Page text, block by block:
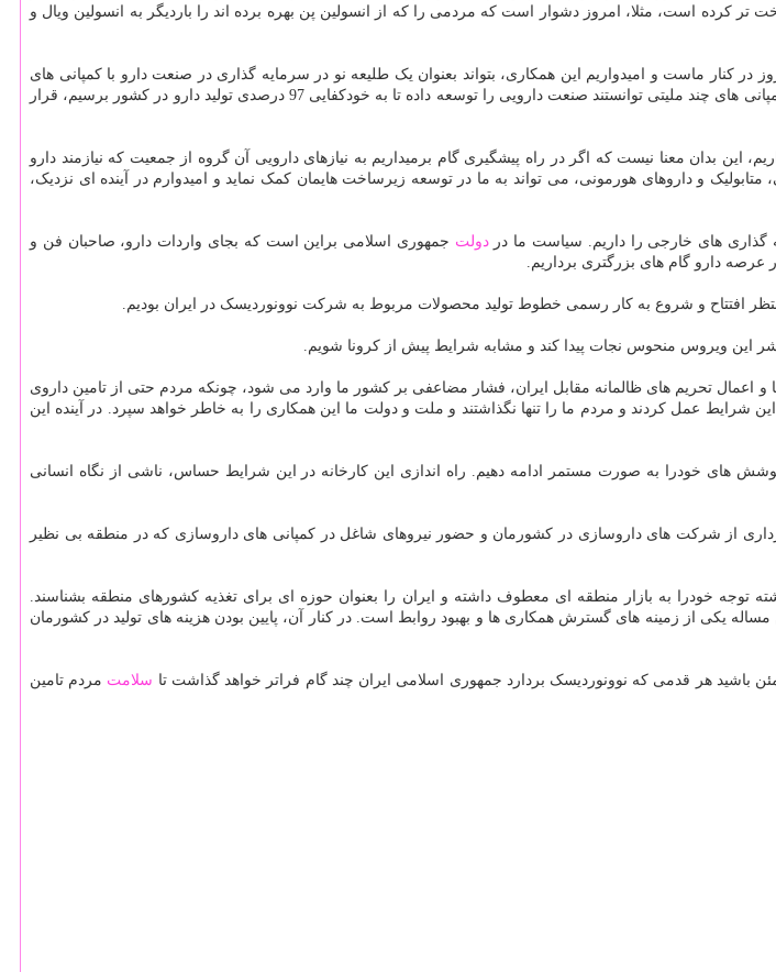
کرده است، مثلا، امروز دشوار است که مردمی را که از انسولین پن بهره برده اند را باردیگر به انسولین ویال و
کنار ماست و امیدواریم این همکاری، بتواند بعنوان یک طلیعه نو در سرمایه گذاری در صنعت دارو با کمپانی های
معتبر و صاحب نام جهانی در کنار عزیزان سخت کوشمان در داخل کشور که سالهای بعداز انقلاب با رفتن کمپانی های چند ملیتی توانستند صنعت دارویی را توسعه داده تا به خودکفایی 97 درصدی تولید دارو در کشور برسیم، قرار
این بدان معنا نیست که اگر در راه پیشگیری گام برمیداریم به نیازهای دارویی آن گروه از جمعیت که نیازمند دارو
و داروهای هورمونی، می تواند به ما در توسعه زیرساخت هایمان کمک نماید و امیدوارم در آینده ای نزدیک،
گذاری های خارجی را داریم. سیاست ما دردولت جمهوری اسلامی براین است که بجای واردات دارو، صاحبان فن و
افتتاح و شروع به کار رسمی خطوط تولید محصولات مربوط به شرکت نوونوردیسک در ایران بودیم.
اعمال تحریم های ظالمانه مقابل ایران، فشار مضاعفی بر کشور ما وارد می شود، چونکه مردم حتی از تامین داروی
عمل کردند و مردم ما را تنها نگذاشتند و ملت و دولت ما این همکاری را به خاطر خواهد سپرد. در آینده این
های خودرا به صورت مستمر ادامه دهیم. راه اندازی این کارخانه در این شرایط حساس، ناشی از نگاه انسانی
از شرکت های داروسازی در کشورمان و حضور نیروهای شاغل در کمپانی های داروسازی که در منطقه بی نظیر
خودرا به بازار منطقه ای معطوف داشته و ایران را بعنوان حوزه ای برای تغذیه کشورهای منطقه بشناسند.
یکی از زمینه های گسترش همکاری ها و بهبود روابط است. در کنار آن، پایین بودن هزینه های تولید در کشورمان
باشید هر قدمی که نوونوردیسک بردارد جمهوری اسلامی ایران چند گام فراتر خواهد گذاشت تا سلامت مردم تامین